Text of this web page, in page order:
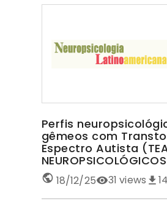
Perfis
gêmeos com
Espectro Autista
COM TEA
18/12/25 31 views 14